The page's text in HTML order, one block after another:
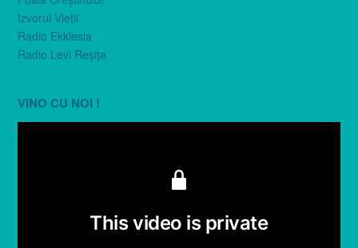
Izvorul Vieţii
Radio Ekklesia
Radio Levi Reşiţa
VINO CU NOI !